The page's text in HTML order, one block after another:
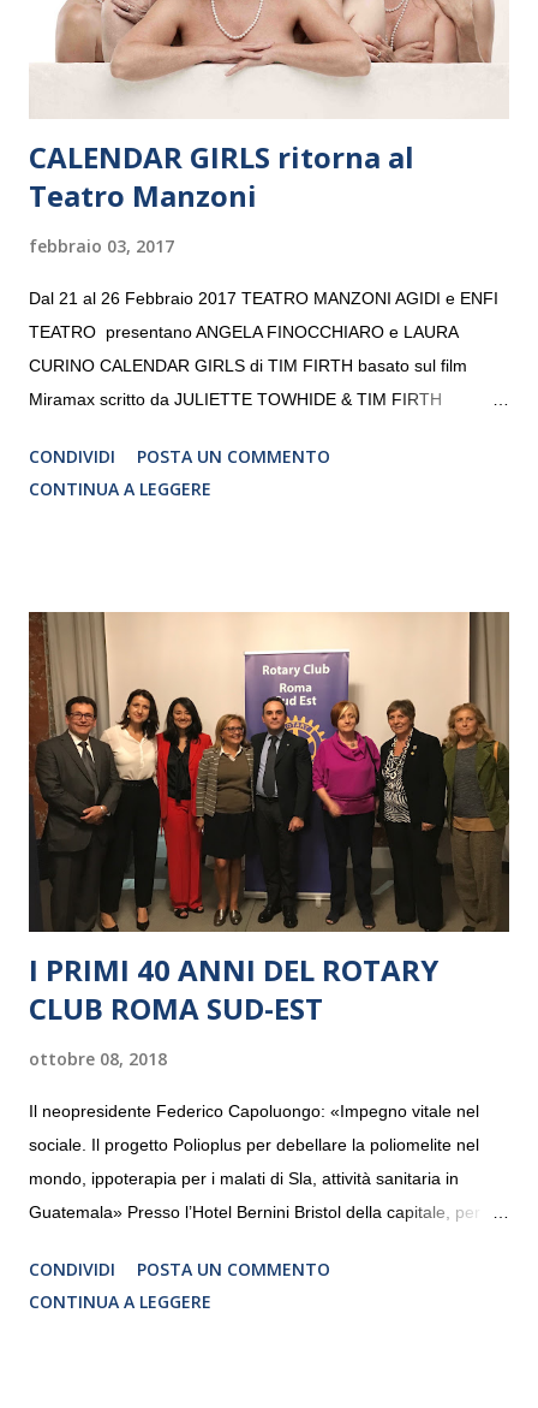
da un prestigioso consiglio di consulent...
CALENDAR GIRLS ritorna al
Teatro Manzoni
febbraio 03, 2017
Dal 21 al 26 Febbraio 2017 TEATRO MANZONI AGIDI e ENFI
TEATRO presentano ANGELA FINOCCHIARO e LAURA
CURINO CALENDAR GIRLS di TIM FIRTH basato sul film
Miramax scritto da JULIETTE TOWHIDE & TIM FIRTH
CRISTINA PEZZOLI
CONDIVIDI
POSTA UN COMMENTO
CONTINUA A LEGGERE
I PRIMI 40 ANNI DEL ROTARY
CLUB ROMA SUD-EST
ottobre 08, 2018
Il neopresidente Federico Capoluongo: «Impegno vitale nel
sociale. Il progetto Polioplus per debellare la poliomelite nel
mondo, ippoterapia per i malati di Sla, attività sanitaria in
Guatemala» Presso l’Hotel Bernini Bristol della capitale, per la
programmazione del Rotary Club Roma Sud-Est che festeggia
i quaranta anni di attività. Un’occasione per raccontare al
CONDIVIDI
POSTA UN COMMENTO
CONTINUA A LEGGERE